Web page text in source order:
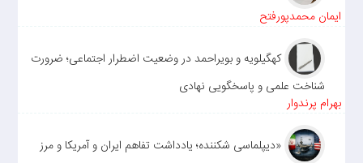
ایمان محمدپورفتح
کهگیلویه و بویراحمد در وضعیت اضطرار اجتماعی؛ ضرورت
شناخت علمی و پاسخگویی نهادی
بهرام پرندوار
«دیپلماسی شکننده؛ یادداشت تفاهم ایران و آمریکا و مرز